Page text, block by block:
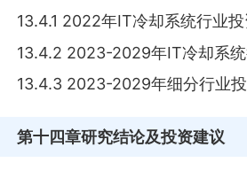
13.4.1 2022年IT冷却系统行业
13.4.2 2023-2029年IT冷却系
13.4.3 2023-2029年细分行业
第十四章研究结论及投资建议